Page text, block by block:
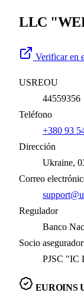
LLC
Verificar en
USREOU
44559356
Teléfono
+380 93
Dirección
Ukraine,
Correo
Regulador
Banco
Socio asegurador
PJSC "IC
EUROINS